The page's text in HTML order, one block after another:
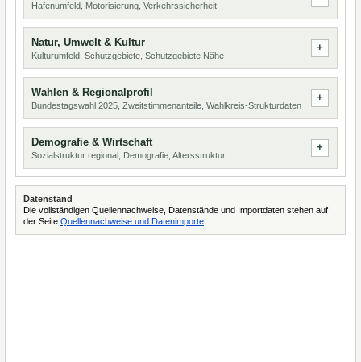
Hafenumfeld, Motorisierung, Verkehrssicherheit
Natur, Umwelt & Kultur
Kulturumfeld, Schutzgebiete, Schutzgebiete Nähe
Wahlen & Regionalprofil
Bundestagswahl 2025, Zweitstimmenanteile, Wahlkreis-Strukturdaten
Demografie & Wirtschaft
Sozialstruktur regional, Demografie, Altersstruktur
Datenstand
Die vollständigen Quellennachweise, Datenstände und Importdaten stehen auf
der Seite Quellennachweise und Datenimporte